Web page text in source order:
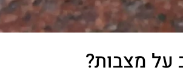
? אנו כאן לשירותכם. עם